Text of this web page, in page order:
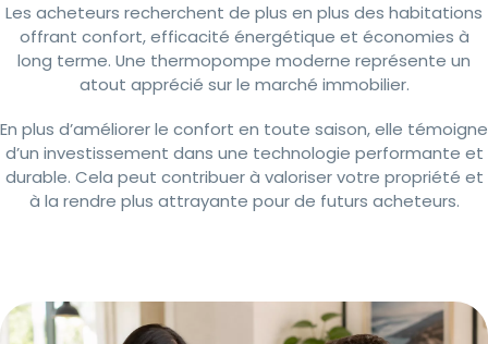
Les acheteurs recherchent de plus en plus des habitations
offrant confort, efficacité énergétique et économies à
long terme. Une thermopompe moderne représente un
atout apprécié sur le marché immobilier.
En plus d’améliorer le confort en toute saison, elle témoigne
d’un investissement dans une technologie performante et
durable. Cela peut contribuer à valoriser votre propriété et
à la rendre plus attrayante pour de futurs acheteurs.